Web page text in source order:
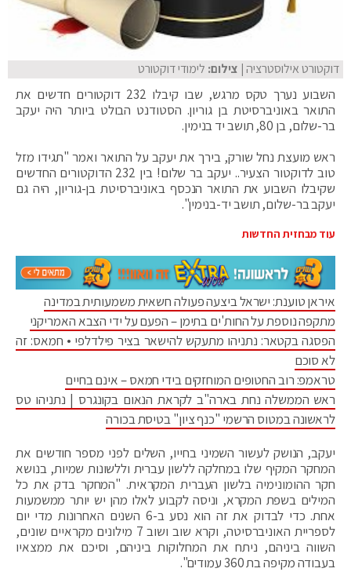
דוקטורט אילוסטרציה| צילום: לימודי דוקטורט
השבוע נערך טקס מרגש, שבו קיבלו 232 דוקטורים חדשים את
התואר באוניברסיטת בן גוריון. הסטודנט הבולט ביותר היה יעקב
בר-שלום, בן 80, תושב יד בנימין.
ראש מועצת נחל שורק, בירך את יעקב על התואר ואמר "תגידו מזל
טוב לדוקטור הצעיר.. יעקב בר שלום! בין 232 הדוקטורים החדשים
שקיבלו השבוע את התואר הנכסף באוניברסיטת בן-גוריון, היה גם
יעקב בר-שלום, תושב יד-בנימין".
עוד מבחזית החדשות
איראן טוענת: ישראל ביצעה פעולה חשאית משמעותית במדינה
מתקפה נוספת על החות'ים בתימן – הפעם על ידי הצבא האמריקני
הפסגה בקטאר: נתניהו מתעקש להישאר בציר פילדלפי • חמאס: זה
לא סוכם
טראמפ: רוב החטופים המוחזקים בידי חמאס – אינם בחיים
ראש הממשלה נחת בארה"ב לקראת הנאום בקונגרס | נתניהו טס
לראשונה במטוס הרשמי "כנף ציון" בטיסת בכורה
יעקב, הנושק לעשור השמיני בחייו, השלים לפני מספר חודשים את
המחקר המקיף שלו במחלקה ללשון עברית וללשונות שמיות, בנושא
חקר ההומונימיה בלשון העברית המקראית. "המחקר בדק את כל
המילים בשפת המקרא, וניסה לקבוע לאלו מהן יש יותר ממשמעות
אחת. כדי לבדוק את זה הוא נסע ב-6 השנים האחרונות מדי יום
לספריית האוניברסיטה, וקרא שוב ושוב 7 מילונים מקראיים שונים,
השווה ביניהם, ניתח את המחלוקות ביניהם, וסיכם את ממצאיו
בעבודה מקיפה בת 360 עמודים".